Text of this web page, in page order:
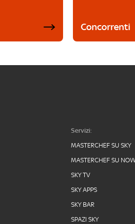
Concorrenti
Servizi:
MASTERCHEF SU SKY
MASTERCHEF SU
SKY TV
SKY APPS
SKY BAR
SPAZI SKY